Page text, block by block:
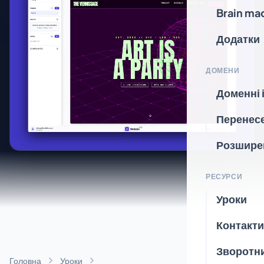
Brain
Додатки
ДОМЕНИ
Доменні
РЕСУРСИ
Уроки
Контакти
Головна Уроки